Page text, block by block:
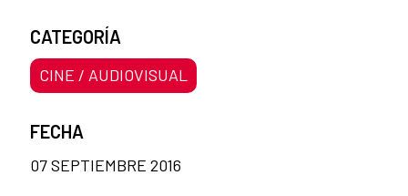
CATEGORÍA
CINE / AUDIOVISUAL
FECHA
07 SEPTIEMBRE 2016